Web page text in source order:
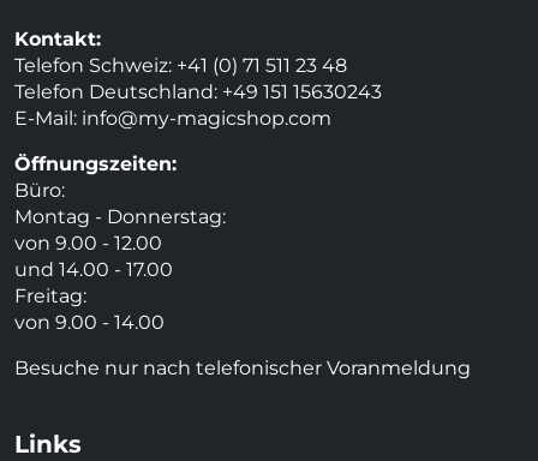
Kontakt:
Telefon Schweiz: +41 (0) 71 511 23 48
Telefon Deutschland: +49 151 15630243
E-Mail: info@my-magicshop.com
Öffnungszeiten:
Büro:
Montag - Donnerstag:
von 9.00 - 12.00
und 14.00 - 17.00
Freitag:
von 9.00 - 14.00
Besuche nur nach telefonischer Voranmeldung
Links